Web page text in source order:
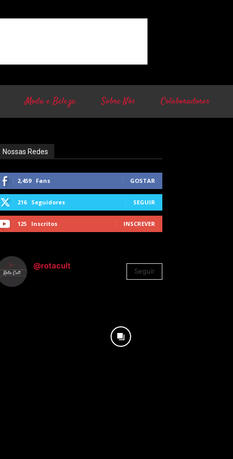
Moda e Beleza Sobre Nós Colaboradores
Nossas Redes
2,459 Fans GOSTAR
216 Seguidores SEGUIR
125 Inscritos INSCREVER
@rotacult
Seguir